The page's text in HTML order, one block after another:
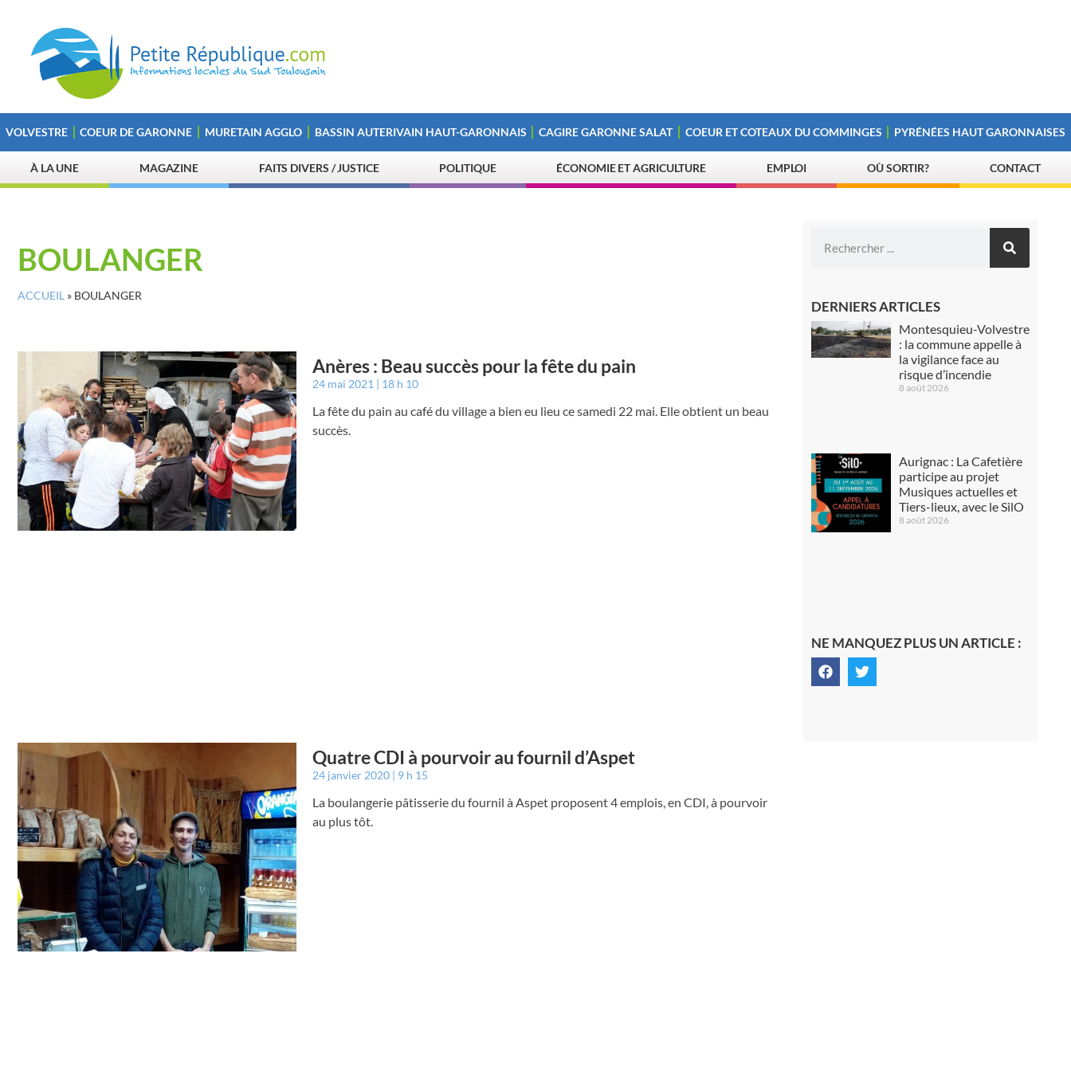
VOLVESTRE COEUR DE GARONNE MURETAIN AGGLO BASSIN AUTERIVAIN HAUT-GARONNAIS CAGIRE GARONNE SALAT COEUR ET COTEAUX DU COMMINGES PYRÉNÉES HAUT GARONNAISES
À LA UNE MAGAZINE FAITS DIVERS / JUSTICE POLITIQUE ÉCONOMIE ET AGRICULTURE EMPLOI OÙ SORTIR? CONTACT
BOULANGER
ACCUEIL » BOULANGER
Anères : Beau succès pour la fête du pain
24 mai 2021 18 h 10
La fête du pain au café du village a bien eu lieu ce samedi 22 mai. Elle obtient un beau
succès.
Quatre CDI à pourvoir au fournil d’Aspet
24 janvier 2020 9 h 15
La boulangerie pâtisserie du fournil à Aspet proposent 4 emplois, en CDI, à pourvoir
au plus tôt.
DERNIERS ARTICLES
Montesquieu-Volvestre
: la commune appelle à
la vigilance face au
risque d’incendie
8 août 2026
Aurignac : La Cafetière
participe au projet
Musiques actuelles et
Tiers-lieux, avec le SilO
8 août 2026
NE MANQUEZ PLUS UN ARTICLE :